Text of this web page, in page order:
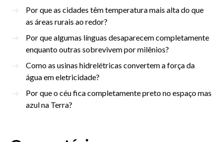
Por que as cidades têm temperatura mais alta do que
as áreas rurais ao redor?
Por que algumas línguas desaparecem completamente
enquanto outras sobrevivem por milênios?
Como as usinas hidrelétricas convertem a força da
água em eletricidade?
Por que o céu fica completamente preto no espaço mas
azul na Terra?